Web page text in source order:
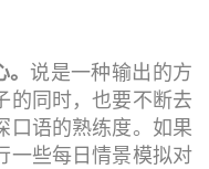
。说是一种输出的方
的同时，也要不断去
口语的熟练度。如果
一些每日情景模拟对